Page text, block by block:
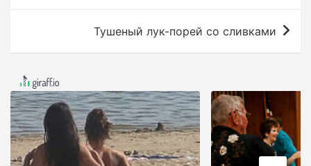
а
ц
и
я
Тушеный лук-порей со сливками